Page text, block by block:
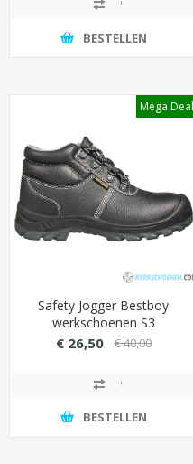
BESTELLEN
Mega Deal
Safety Jogger Bestboy
werkschoenen S3
Goedkoop
€ 26,50 € 40,00
BESTELLEN